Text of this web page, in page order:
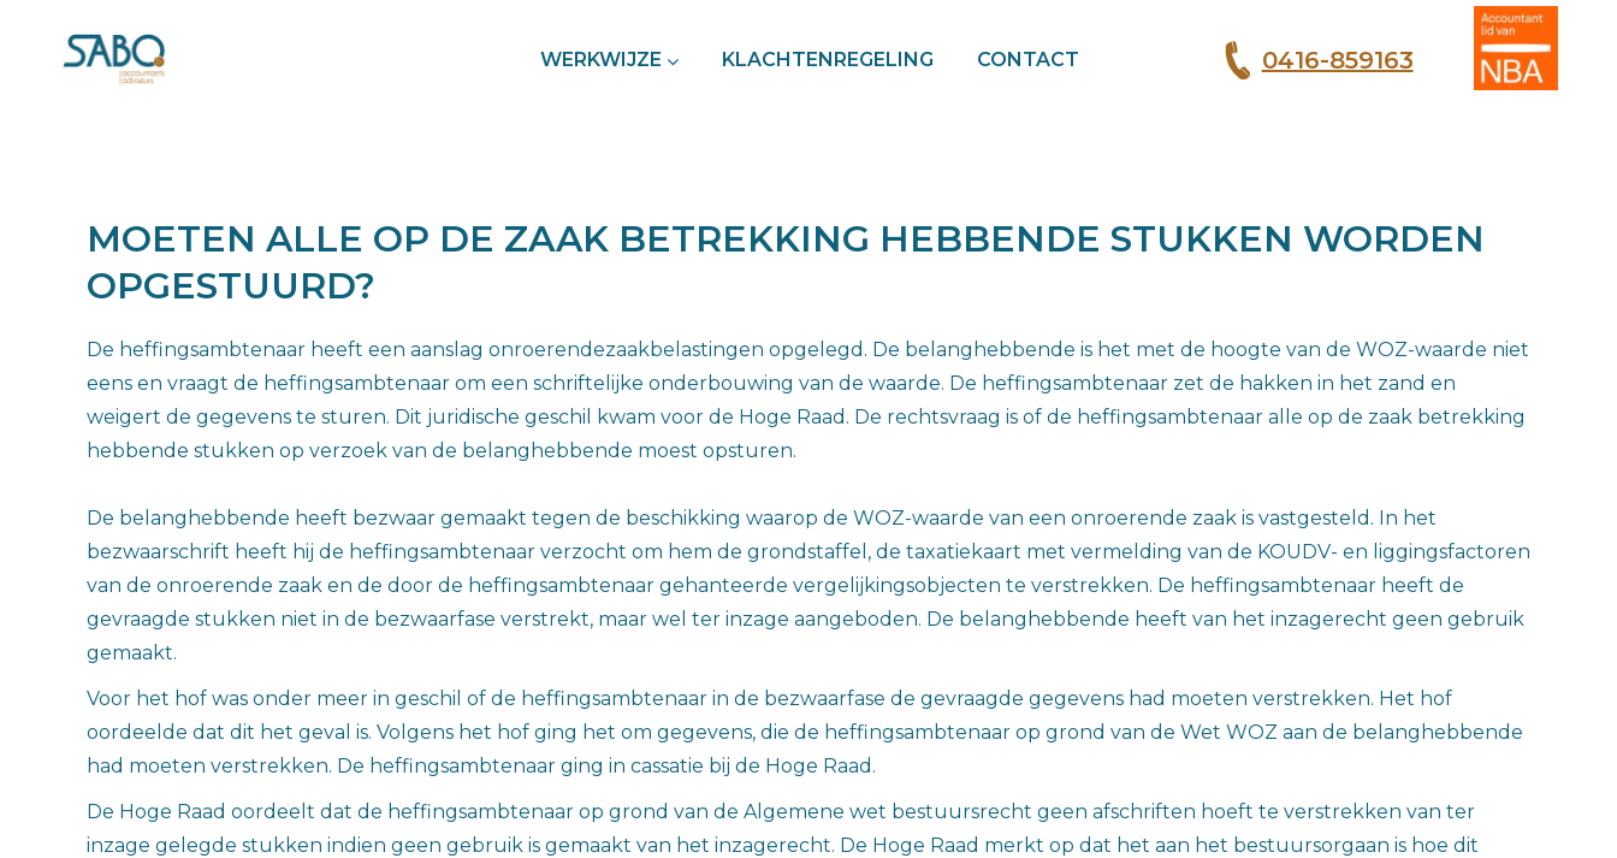
WERKWIJZE KLACHTENREGELING CONTACT 0416-859163
MOETEN ALLE OP DE ZAAK BETREKKING HEBBENDE STUKKEN WORDEN
OPGESTUURD?
De heffingsambtenaar heeft een aanslag onroerendezaakbelastingen opgelegd. De belanghebbende is het met de hoogte van de WOZ-waarde niet
eens en vraagt de heffingsambtenaar om een schriftelijke onderbouwing van de waarde. De heffingsambtenaar zet de hakken in het zand en
weigert de gegevens te sturen. Dit juridische geschil kwam voor de Hoge Raad. De rechtsvraag is of de heffingsambtenaar alle op de zaak betrekking
hebbende stukken op verzoek van de belanghebbende moest opsturen.
De belanghebbende heeft bezwaar gemaakt tegen de beschikking waarop de WOZ-waarde van een onroerende zaak is vastgesteld. In het
bezwaarschrift heeft hij de heffingsambtenaar verzocht om hem de grondstaffel, de taxatiekaart met vermelding van de KOUDV- en liggingsfactoren
van de onroerende zaak en de door de heffingsambtenaar gehanteerde vergelijkingsobjecten te verstrekken. De heffingsambtenaar heeft de
gevraagde stukken niet in de bezwaarfase verstrekt, maar wel ter inzage aangeboden. De belanghebbende heeft van het inzagerecht geen gebruik
gemaakt.
Voor het hof was onder meer in geschil of de heffingsambtenaar in de bezwaarfase de gevraagde gegevens had moeten verstrekken. Het hof
oordeelde dat dit het geval is. Volgens het hof ging het om gegevens, die de heffingsambtenaar op grond van de Wet WOZ aan de belanghebbende
had moeten verstrekken. De heffingsambtenaar ging in cassatie bij de Hoge Raad.
De Hoge Raad oordeelt dat de heffingsambtenaar op grond van de Algemene wet bestuursrecht geen afschriften hoeft te verstrekken van ter
inzage gelegde stukken indien geen gebruik is gemaakt van het inzagerecht. De Hoge Raad merkt op dat het aan het bestuursorgaan is hoe dit